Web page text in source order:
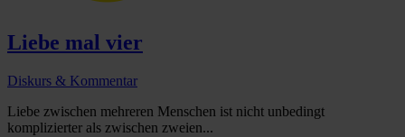
Liebe mal vier
Diskurs & Kommentar
Liebe zwischen mehreren Menschen ist nicht unbedingt
komplizierter als zwischen zweien...